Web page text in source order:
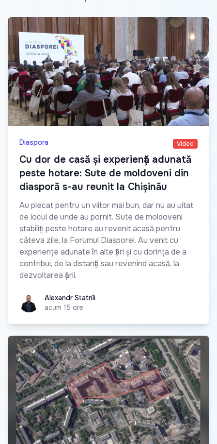
Diaspora Video
Cu dor de casă și experiență adunată
peste hotare: Sute de moldoveni din
diasporă s-au reunit la Chișinău
Au plecat pentru un viitor mai bun, dar nu au uitat
de locul de unde au pornit. Sute de moldoveni
stabiliți peste hotare au revenit acasă pentru
câteva zile, la Forumul Diasporei. Au venit cu
experiențe adunate în alte țări și cu dorința de a
contribui, de la distanță sau revenind acasă, la
dezvoltarea țării.
Alexandr Statnîi
Alexandr Statnîi
acum 15 ore